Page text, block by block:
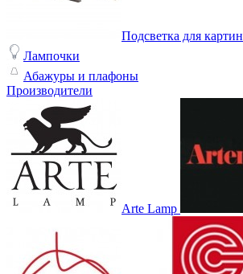
Подсветка для картин
Лампочки
Абажуры и плафоны
Производители
Arte Lamp